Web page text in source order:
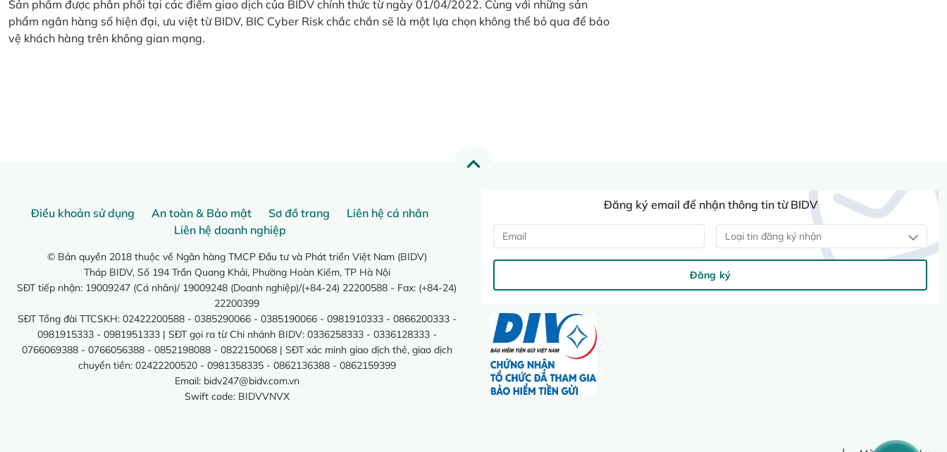
Sản phẩm được phân phối tại các điểm giao dịch của BIDV chính thức từ ngày 01/04/2022. Cùng với những sản
phẩm ngân hàng số hiện đại, ưu việt từ BIDV, BIC Cyber Risk chắc chắn sẽ là một lựa chọn không thể bỏ qua để bảo
vệ khách hàng trên không gian mạng.
Điều khoản sử dụng An toàn & Bảo mật Sơ đồ trang
Liên hệ cá nhân
Liên hệ doanh nghiệp
© Bản quyền 2018 thuộc về Ngân hàng TMCP Đầu tư và Phát triển Việt Nam (BIDV)
Tháp BIDV, Số 194 Trần Quang Khải, Phường Hoàn Kiếm, TP Hà Nội
SĐT tiếp nhận: 19009247 (Cá nhân)/ 19009248 (Doanh nghiệp)/(+84-24) 22200588 - Fax: (+84-24)
22200399
SĐT Tổng đài TTCSKH: 02422200588 - 0385290066 - 0385190066 - 0981910333 - 0866200333 -
0981915333 - 0981951333 | SĐT gọi ra từ Chi nhánh BIDV: 0336258333 - 0336128333 -
0766069388 - 0766056388 - 0852198088 - 0822150068 | SĐT xác minh giao dịch thẻ, giao dịch
chuyển tiền: 02422200520 - 0981358335 - 0862136388 - 0862159399
Email: bidv247@bidv.com.vn
Swift code: BIDVVNVX
Đăng ký email để nhận thông tin từ BIDV
Loại tin đăng ký nhận
Đăng ký